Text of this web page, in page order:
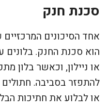
סכנת חנק
אחד הסיכונים המרכזיים
הוא סכנת החנק. בלונים
או ניילון, וכאשר בלון
להתפזר בסביבה.
או לבלוע את חתיכות